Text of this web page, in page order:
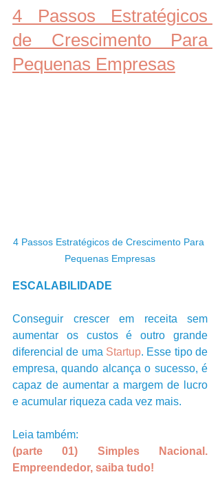
4 Passos Estratégicos
de Crescimento Para
Pequenas Empresas
4 Passos Estratégicos de Crescimento Para
Pequenas Empresas
ESCALABILIDADE
Conseguir crescer em receita sem
aumentar os custos é outro grande
diferencial de uma Startup. Esse tipo de
empresa, quando alcança o sucesso, é
capaz de aumentar a margem de lucro
e acumular riqueza cada vez mais.
Leia também:
(parte 01) Simples Nacional.
Empreendedor, saiba tudo!